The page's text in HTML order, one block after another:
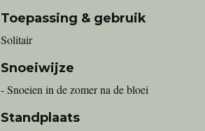
Toepassing & gebruik
Solitair
Snoeiwijze
- Snoeien in de zomer na de bloei
Standplaats